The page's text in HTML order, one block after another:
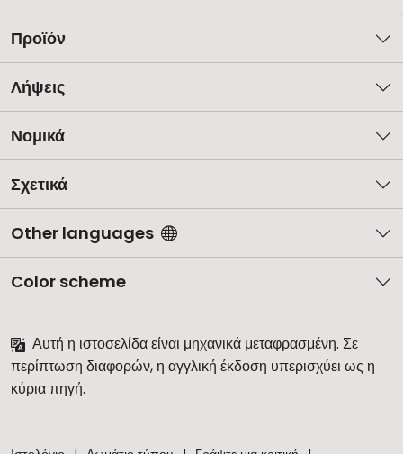
Προϊόν
Λήψεις
Νομικά
Σχετικά
Other languages
Color scheme
Αυτή η ιστοσελίδα είναι μηχανικά μεταφρασμένη. Σε
περίπτωση διαφορών, η αγγλική έκδοση υπερισχύει ως η
κύρια πηγή.